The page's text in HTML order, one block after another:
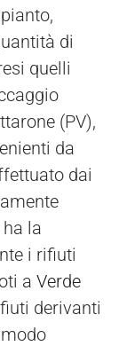
di
quelli
(PV),
da
dai
la
i rifiuti
a Verde
derivanti